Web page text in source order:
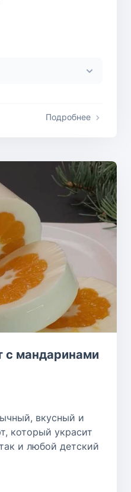
Подробнее
с мандаринами
вкусный и
который украсит
и любой детский